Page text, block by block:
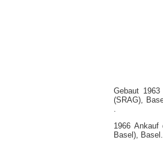
Gebaut
(SRAG),
.
1966 Ankauf
Basel),